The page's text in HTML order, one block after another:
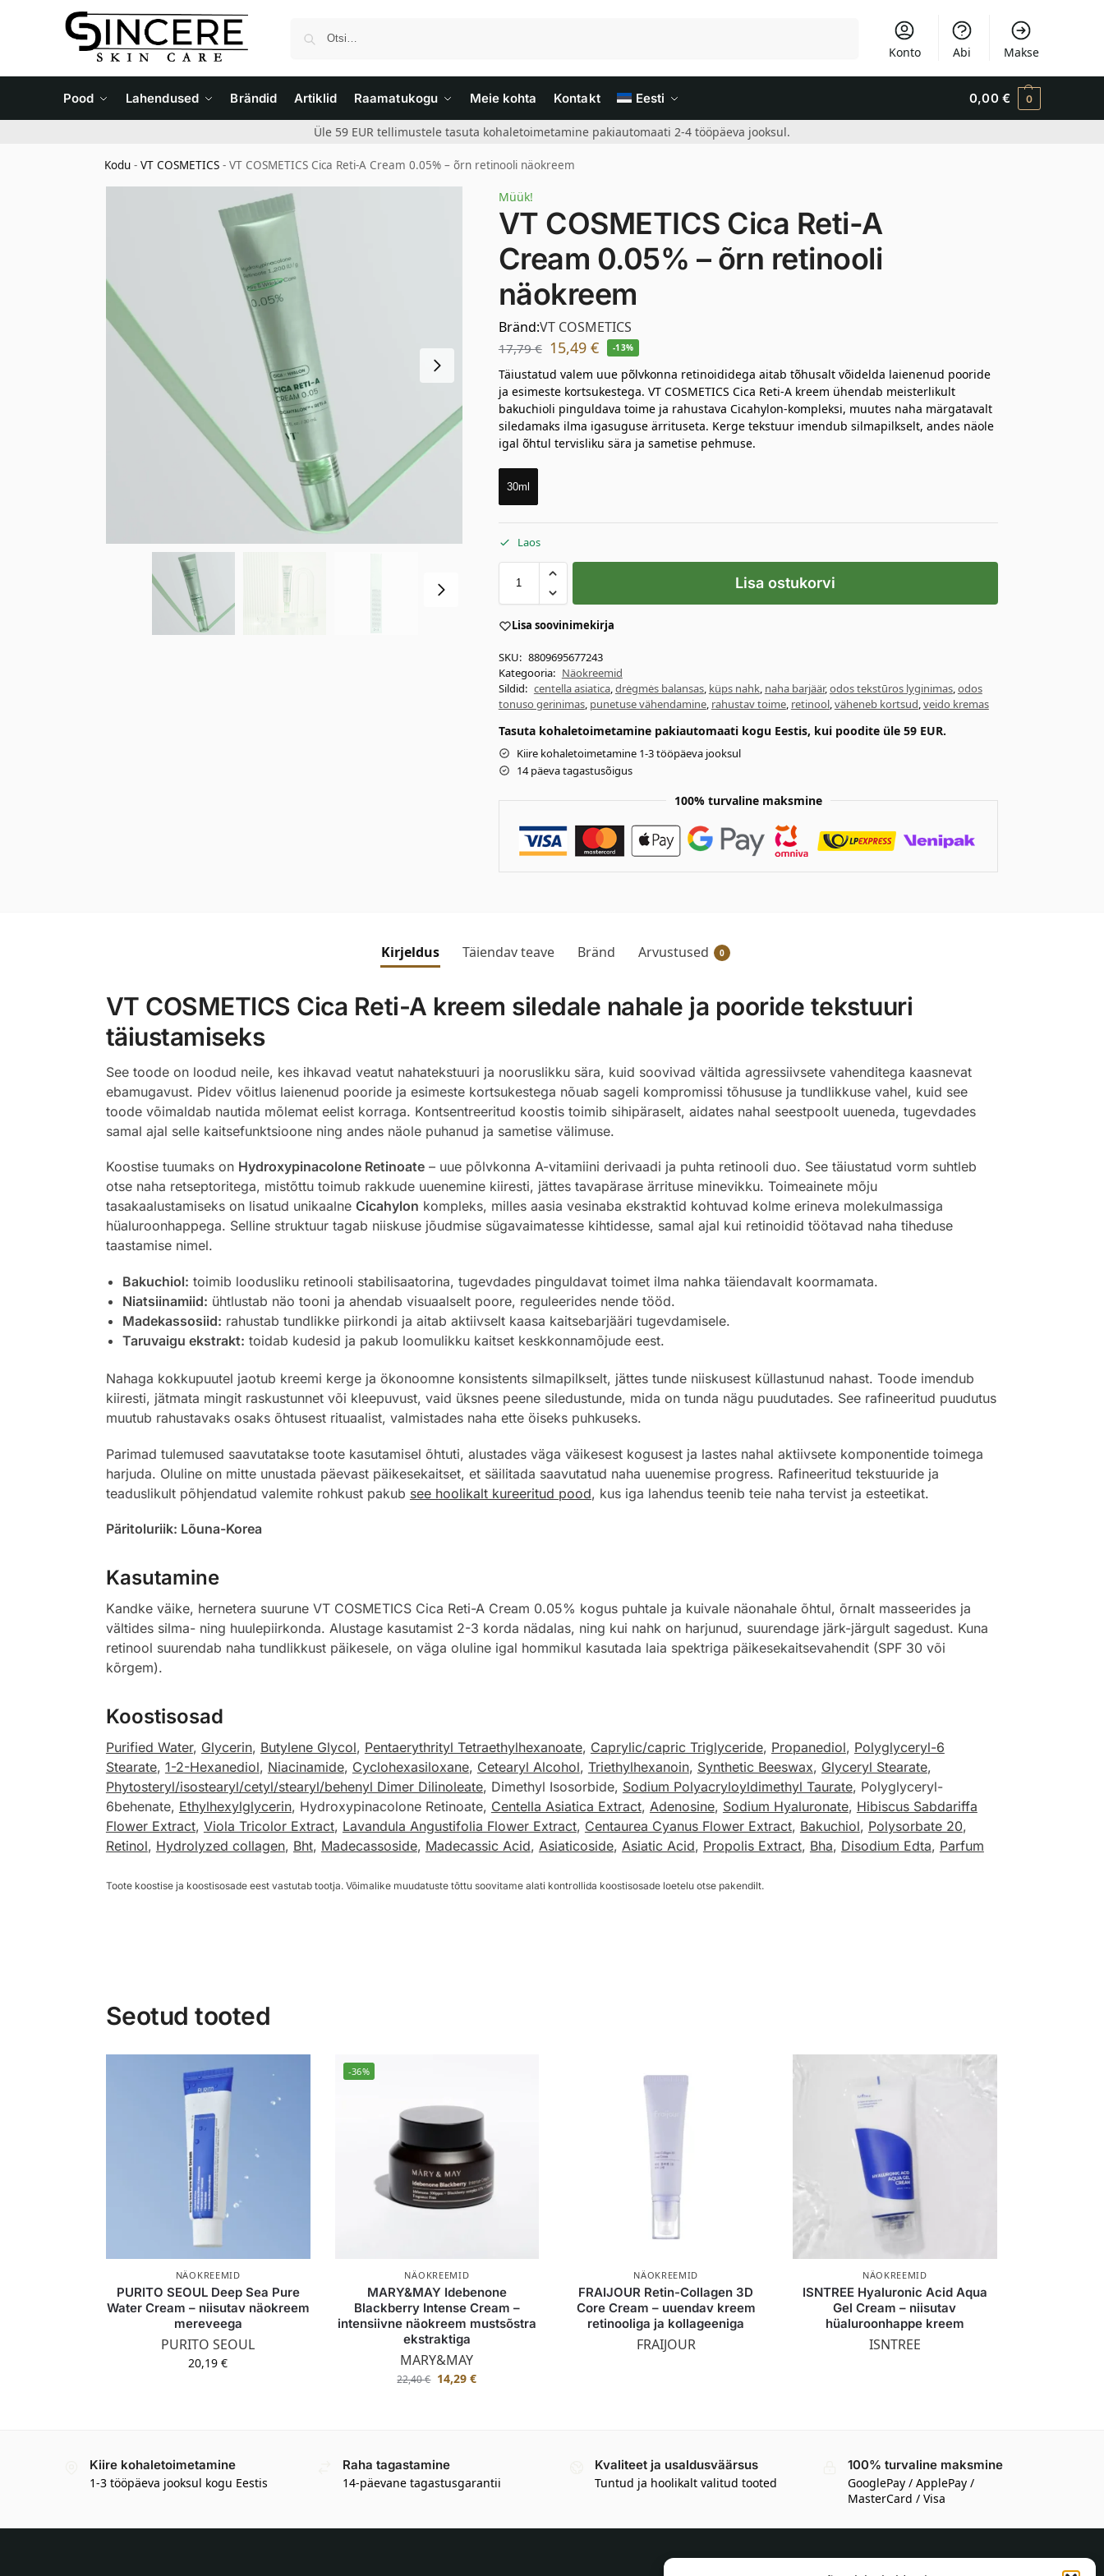
Konto Abi Makse
Pood Lahendused Brändid Artiklid Raamatukogu Meie kohta Kontakt Eesti 0,00 € 0
Üle 59 EUR tellimustele tasuta kohaletoimetamine pakiautomaati 2-4 tööpäeva jooksul.
Kodu -VT COSMETICS -VT COSMETICS Cica Reti-A Cream 0.05% – õrn retinooli näokreem
Müük!
VT COSMETICS Cica Reti-A
Cream 0.05% – õrn retinooli
näokreem
Bränd:VT COSMETICS
17,79€ 15,49 € -13%
Täiustatud valem uue põlvkonna retinoididega aitab tõhusalt võidelda laienenud pooride
ja esimeste kortsukestega. VT COSMETICS Cica Reti-A kreem ühendab meisterlikult
bakuchioli pinguldava toime ja rahustava Cicahylon-kompleksi, muutes naha märgatavalt
siledamaks ilma igasuguse ärrituseta. Kerge tekstuur imendub silmapilkselt, andes näole
igal õhtul tervisliku sära ja sametise pehmuse.
30ml
Laos
Lisa ostukorvi
Lisa soovinimekirja
SKU: 8809695677243
Kategooria: Näokreemid
Sildid: centella asiatica,drėgmės balansas, küps nahk, naha barjäär,odos tekstūros lyginimas,odos
tonuso gerinimas, punetuse vähendamine, rahustav toime, retinool,väheneb kortsud,veido kremas
Tasuta kohaletoimetamine pakiautomaati kogu Eestis, kui poodite üle 59 EUR.
Kiire kohaletoimetamine 1-3 tööpäeva jooksul
14 päeva tagastusõigus
100% turvaline maksmine
Kirjeldus Täiendav teave Bränd Arvustused 0
VT COSMETICS Cica Reti-A kreem siledale nahale ja pooride tekstuuri
täiustamiseks
See toode on loodud neile, kes ihkavad veatut nahatekstuuri ja nooruslikku sära, kuid soovivad vältida agressiivsete vahenditega kaasnevat
ebamugavust. Pidev võitlus laienenud pooride ja esimeste kortsukestega nõuab sageli kompromissi tõhususe ja tundlikkuse vahel, kuid see
toode võimaldab nautida mõlemat eelist korraga. Kontsentreeritud koostis toimib sihipäraselt, aidates nahal seestpoolt uueneda, tugevdades
samal ajal selle kaitsefunktsioone ning andes näole puhanud ja sametise välimuse.
Koostise tuumaks on Hydroxypinacolone Retinoate– uue põlvkonna A-vitamiini derivaadi ja puhta retinooli duo. See täiustatud vorm suhtleb
otse naha retseptoritega, mistõttu toimub rakkude uuenemine kiiresti, jättes tavapärase ärrituse minevikku. Toimeainete mõju
tasakaalustamiseks on lisatud unikaalne Cicahylon kompleks, milles aasia vesinaba ekstraktid kohtuvad kolme erineva molekulmassiga
hüaluroonhappega. Selline struktuur tagab niiskuse jõudmise sügavaimatesse kihtidesse, samal ajal kui retinoidid töötavad naha tiheduse
taastamise nimel.
Bakuchiol: toimib loodusliku retinooli stabilisaatorina, tugevdades pinguldavat toimet ilma nahka täiendavalt koormamata.
Niatsiinamiid: ühtlustab näo tooni ja ahendab visuaalselt poore, reguleerides nende tööd.
Madekassosiid: rahustab tundlikke piirkondi ja aitab aktiivselt kaasa kaitsebarjääri tugevdamisele.
Taruvaigu ekstrakt: toidab kudesid ja pakub loomulikku kaitset keskkonnamõjude eest.
Nahaga kokkupuutel jaotub kreemi kerge ja ökonoomne konsistents silmapilkselt, jättes tunde niiskusest küllastunud nahast. Toode imendub
kiiresti, jätmata mingit raskustunnet või kleepuvust, vaid üksnes peene siledustunde, mida on tunda nägu puudutades. See rafineeritud puudutus
muutub rahustavaks osaks õhtusest rituaalist, valmistades naha ette öiseks puhkuseks.
Parimad tulemused saavutatakse toote kasutamisel õhtuti, alustades väga väikesest kogusest ja lastes nahal aktiivsete komponentide toimega
harjuda. Oluline on mitte unustada päevast päikesekaitset, et säilitada saavutatud naha uuenemise progress. Rafineeritud tekstuuride ja
teaduslikult põhjendatud valemite rohkust pakub see hoolikalt kureeritud pood, kus iga lahendus teenib teie naha tervist ja esteetikat.
Päritoluriik: Lõuna-Korea
Kasutamine
Kandke väike, hernetera suurune VT COSMETICS Cica Reti-A Cream 0.05% kogus puhtale ja kuivale näonahale õhtul, õrnalt masseerides ja
vältides silma- ning huulepiirkonda. Alustage kasutamist 2-3 korda nädalas, ning kui nahk on harjunud, suurendage järk-järgult sagedust. Kuna
retinool suurendab naha tundlikkust päikesele, on väga oluline igal hommikul kasutada laia spektriga päikesekaitsevahendit (SPF 30 või
kõrgem).
Koostisosad
Purified Water, Glycerin, Butylene Glycol, Pentaerythrityl Tetraethylhexanoate, Caprylic/capric Triglyceride, Propanediol, Polyglyceryl-6
Stearate, 1-2-Hexanediol, Niacinamide, Cyclohexasiloxane, Cetearyl Alcohol, Triethylhexanoin, Synthetic Beeswax, Glyceryl Stearate,
Phytosteryl/isostearyl/cetyl/stearyl/behenyl Dimer Dilinoleate, Dimethyl Isosorbide, Sodium Polyacryloyldimethyl Taurate, Polyglyceryl-
6behenate, Ethylhexylglycerin, Hydroxypinacolone Retinoate, Centella Asiatica Extract, Adenosine, Sodium Hyaluronate, Hibiscus Sabdariffa
Flower Extract, Viola Tricolor Extract, Lavandula Angustifolia Flower Extract, Centaurea Cyanus Flower Extract, Bakuchiol, Polysorbate 20,
Retinol, Hydrolyzed collagen, Bht, Madecassoside, Madecassic Acid, Asiaticoside, Asiatic Acid, Propolis Extract, Bha, Disodium Edta, Parfum
Toote koostise ja koostisosade eest vastutab tootja. Võimalike muudatuste tõttu soovitame alati kontrollida koostisosade loetelu otse pakendilt.
Seotud tooted
NÄOKREEMID
PURITO SEOUL Deep Sea Pure
Water Cream – niisutav näokreem
mereveega
PURITO SEOUL
20,19€
-36%
NÄOKREEMID
MARY&MAY Idebenone
Blackberry Intense Cream –
intensiivne näokreem mustsõstra
ekstraktiga
MARY&MAY
22,40€ 14,29€
NÄOKREEMID
FRAIJOUR Retin-Collagen 3D
Core Cream – uuendav kreem
retinooliga ja kollageeniga
FRAIJOUR
NÄOKREEMID
ISNTREE Hyaluronic Acid Aqua
Gel Cream – niisutav
hüaluroonhappe kreem
ISNTREE
Kiire kohaletoimetamine
1-3 tööpäeva jooksul kogu Eestis
Raha tagastamine
14-päevane tagastusgarantii
Kvaliteet ja usaldusväärsus
Tuntud ja hoolikalt valitud tooted
100% turvaline maksmine
GooglePay / ApplePay /
MasterCard / Visa